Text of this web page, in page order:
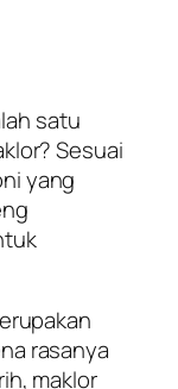
satu
Sesuai
yang
rasanya
maklor